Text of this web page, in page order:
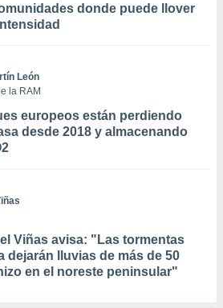
donde puede llover
León
la RAM
europeos están perdiendo
desde 2018 y almacenando
Viñas avisa: "Las tormentas
dejarán lluvias de más de 50
en el noreste peninsular"